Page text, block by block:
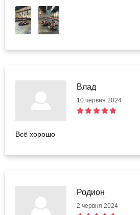
Влад
10 червня 2024
Всё хорошо
Родион
2 червня 2024